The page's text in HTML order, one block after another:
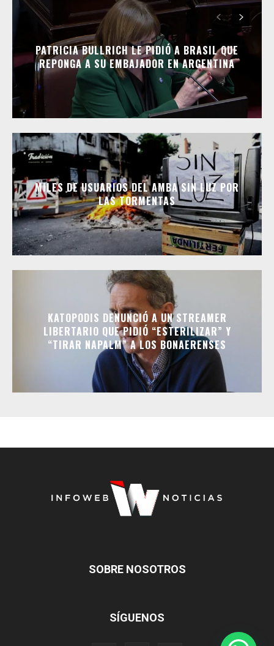
PATRICIA BULLRICH LE PIDIÓ A BRASIL QUE
REPONGA A SU EMBAJADOR EN ARGENTINA
MILES DE USUARIOS DEL AMBA SIN LUZ POR
LAS TORMENTAS
KATOPODIS DENUNCIÓ A UN STREAMER
LIBERTARIO QUE PIDIÓ “ESTERILIZAR” Y
“TIRAR NAPALM” A LOS BONAERENSES
SOBRE NOSOTROS
SÍGUENOS